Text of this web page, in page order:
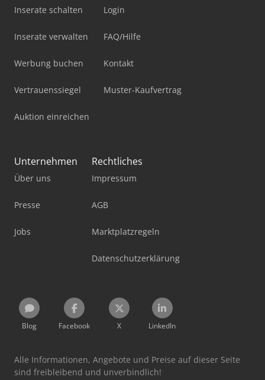
Inserate schalten
Inserate verwalten
Werbung buchen
Vertrauenssiegel
Auktion einreichen
Login
FAQ/Hilfe
Kontakt
Muster-Kaufvertrag
Unternehmen
Über uns
Presse
Jobs
Rechtliches
Impressum
AGB
Marktplatzregeln
Datenschutzerklärung
Blog Facebook X LinkedIn
Alle Informationen, Angebote und Preise auf dieser Seite
sind freibleibend und unverbindlich!